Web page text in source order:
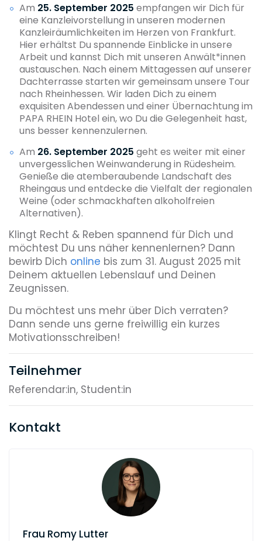
Am 25. September 2025 empfangen wir Dich für
eine Kanzleivorstellung in unseren modernen
Kanzleiräumlichkeiten im Herzen von Frankfurt.
Hier erhältst Du spannende Einblicke in unsere
Arbeit und kannst Dich mit unseren Anwält*innen
austauschen. Nach einem Mittagessen auf unserer
Dachterrasse starten wir gemeinsam unsere Tour
nach Rheinhessen. Wir laden Dich zu einem
exquisiten Abendessen und einer Übernachtung im
PAPA RHEIN Hotel ein, wo Du die Gelegenheit hast,
uns besser kennenzulernen.
Am 26. September 2025 geht es weiter mit einer
unvergesslichen Weinwanderung in Rüdesheim.
Genieße die atemberaubende Landschaft des
Rheingaus und entdecke die Vielfalt der regionalen
Weine (oder schmackhaften alkoholfreien
Alternativen).
Klingt Recht & Reben spannend für Dich und
möchtest Du uns näher kennenlernen? Dann
bewirb Dich online bis zum 31. August 2025 mit
Deinem aktuellen Lebenslauf und Deinen
Zeugnissen.
Du möchtest uns mehr über Dich verraten?
Dann sende uns gerne freiwillig ein kurzes
Motivationsschreiben!
Teilnehmer
Referendar:in, Student:in
Kontakt
Frau Romy Lutter